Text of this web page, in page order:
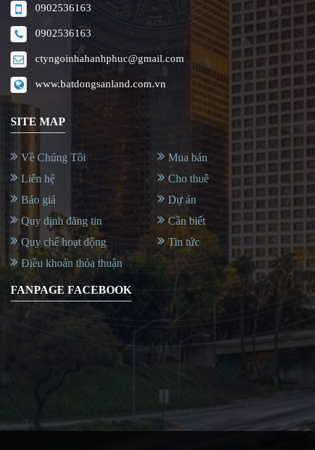
0902536163
0902536163
ctyngoinhahanhphuc@gmail.com
www.batdongsanland.com.vn
SITE MAP
Về Chúng Tôi
Liên hệ
Báo giá
Quy định đăng tin
Quy chế hoạt động
Điều khoản thỏa thuận
Mua bán
Cho thuê
Dự án
Cần biết
Tin tức
FANPAGE FACEBOOK